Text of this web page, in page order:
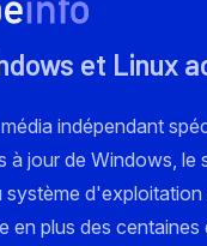
et Linux
indépendant
à jour de Windows,
en plus des